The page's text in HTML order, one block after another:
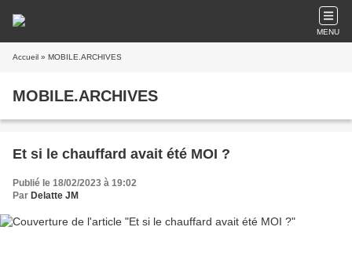
MENU
Accueil » MOBILE.ARCHIVES
MOBILE.ARCHIVES
Et si le chauffard avait été MOI ?
Publié le 18/02/2023 à 19:02
Par Delatte JM